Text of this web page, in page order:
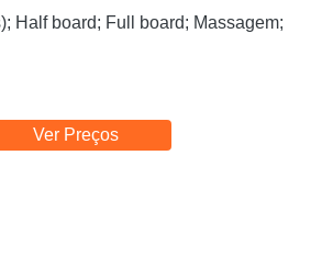
Half board; Full board; Massagem;
Ver Preços